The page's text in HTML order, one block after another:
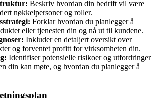
Beskriv hvordan din bedrift vil være
nøkkelpersoner og roller.
Forklar hvordan du planlegger å
eller tjenesten din og nå ut til kundene.
Inkluder en detaljert oversikt over
og forventet profitt for virksomheten din.
Identifiser potensielle risikoer og utfordringer
din kan møte, og hvordan du planlegger å